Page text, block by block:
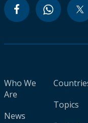
Who We
Are
News
Topics